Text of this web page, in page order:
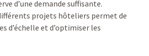
d’une demande suffisante.
projets hôteliers permet de
d’échelle et d’optimiser les